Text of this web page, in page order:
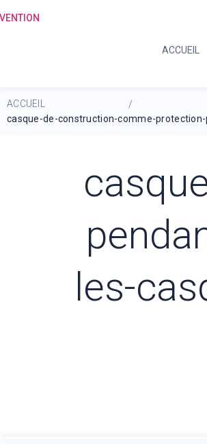
ACCUEIL
ACCUEIL /
casque-de-construction-comme-
les-